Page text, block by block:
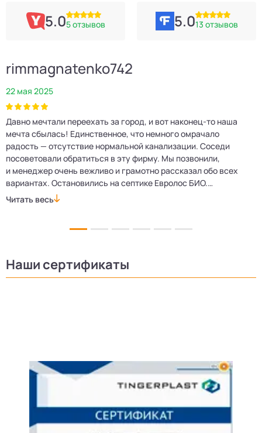
5.05 отзывов 5.013 отзывов
rimmagnatenko742
22 мая 2025
Давно мечтали переехать за город, и вот наконец‑то наша
мечта сбылась! Единственное, что немного омрачало
радость — отсутствие нормальной канализации. Соседи
посоветовали обратиться в эту фирму. Мы позвонили,
и менеджер очень вежливо и грамотно рассказал обо всех
вариантах. Остановились на септике Евролос БИО.
Монтажники приехали вовремя, установили всё быстро
Читать весь
Наши сертификаты